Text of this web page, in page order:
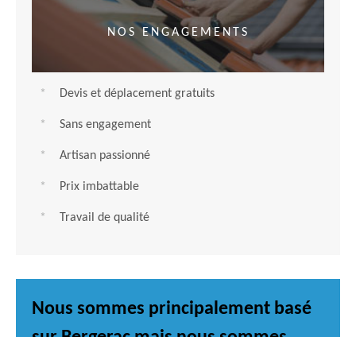
NOS ENGAGEMENTS
Devis et déplacement gratuits
Sans engagement
Artisan passionné
Prix imbattable
Travail de qualité
Nous sommes principalement basé